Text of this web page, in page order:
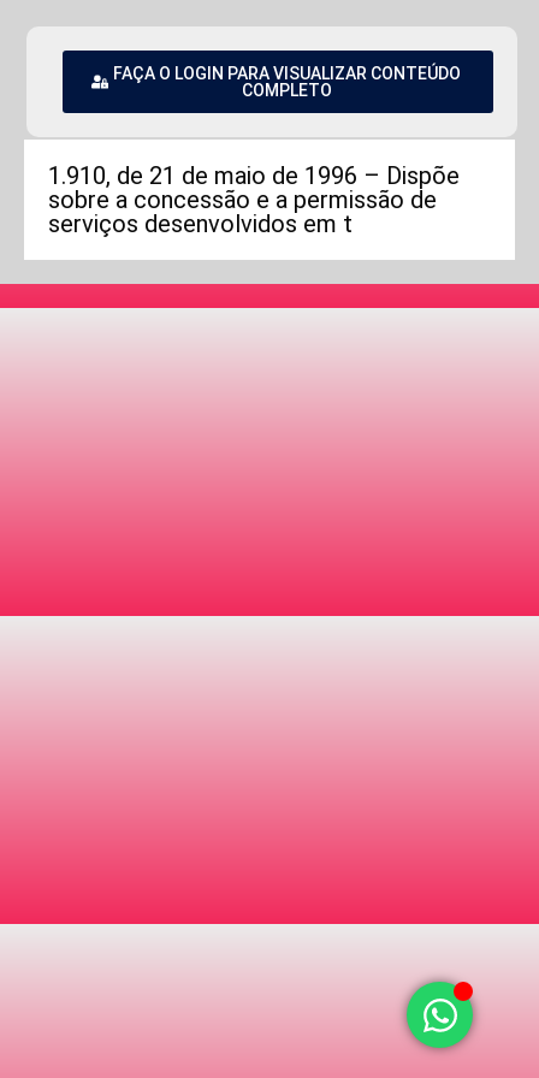
FAÇA O LOGIN PARA VISUALIZAR CONTEÚDO
COMPLETO
1.910, de 21 de maio de 1996 – Dispõe
sobre a concessão e a permissão de
serviços desenvolvidos em t